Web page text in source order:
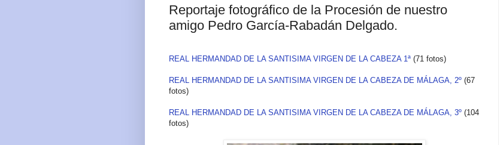
Reportaje fotográfico de la Procesión de nuestro
amigo Pedro García-Rabadán Delgado.
REAL HERMANDAD DE LA SANTISIMA VIRGEN DE LA CABEZA 1ª (71 fotos)
REAL HERMANDAD DE LA SANTISIMA VIRGEN DE LA CABEZA DE MÁLAGA, 2º (67
fotos)
REAL HERMANDAD DE LA SANTISIMA VIRGEN DE LA CABEZA DE MÁLAGA, 3º (104
fotos)